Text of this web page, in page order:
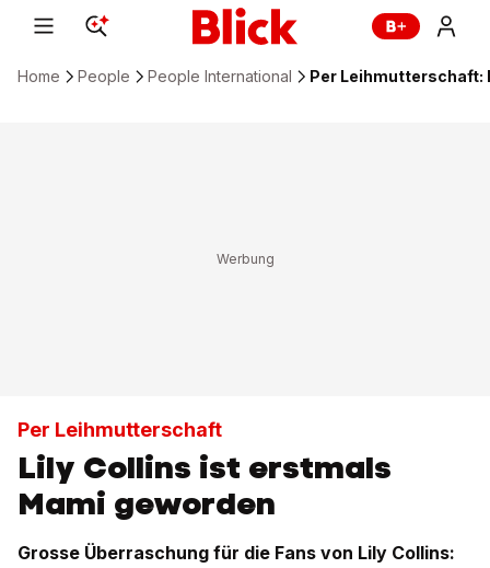
Home People People International Per Leihmutterschaft:
Per Leihmutterschaft
Lily Collins ist erstmals
Mami geworden
Grosse Überraschung für die Fans von Lily Collins: